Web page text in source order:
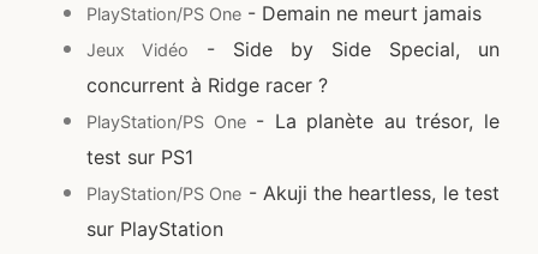
PlayStation/PS One - Demain ne meurt jamais
Jeux Vidéo
- Side by Side Special, un
concurrent à Ridge racer ?
PlayStation/PS One- La planète au trésor, le
test sur PS1
PlayStation/PS One - Akuji the heartless, le test
sur PlayStation